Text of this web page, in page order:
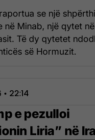
se një
në Minab, një qytet
Të dy qytetet
së Hormuzit.
22:14
e pezulloi
Liria” në